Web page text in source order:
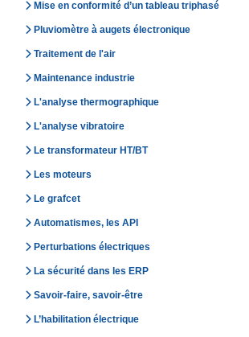
Mise en conformité d’un tableau triphasé
Pluviomètre à augets électronique
Traitement de l'air
Maintenance industrie
L'analyse thermographique
L'analyse vibratoire
Le transformateur HT/BT
Les moteurs
Le grafcet
Automatismes, les API
Perturbations électriques
La sécurité dans les ERP
Savoir-faire, savoir-être
L’habilitation électrique